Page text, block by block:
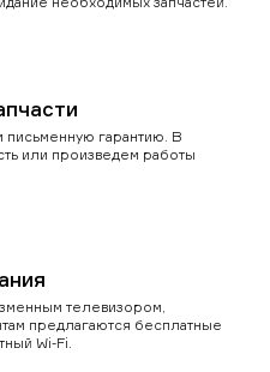
гарантию. В
или произведем работы
телевизором,
предлагаются бесплатные
Wi-Fi.